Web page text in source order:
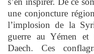
une conjoncture
l’implosion de la
guerre au Yémen et
Daech. Ces